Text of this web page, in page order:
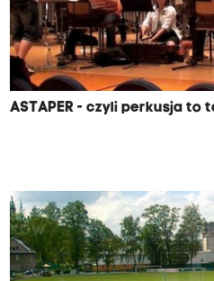
ASTAPER - czyli perkusja to